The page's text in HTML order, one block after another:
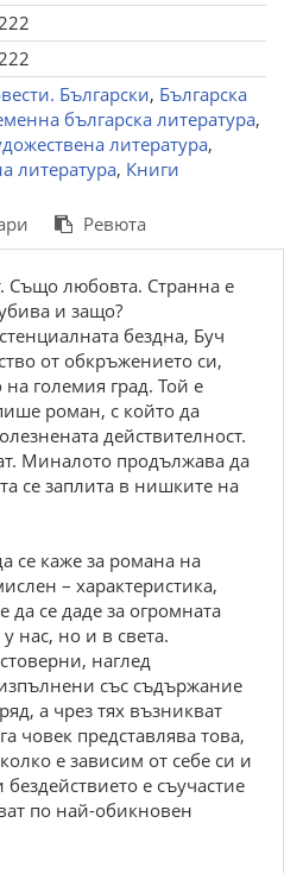
Български, Българска
българска литература,
литература,
литература, Книги
Ревюта
Също любовта. Странна е
и защо?
бездна, Буч
от обкръжението си,
големия град. Той е
роман, с който да
действителност.
Миналото продължава да
се заплита в нишките на
се каже за романа на
– характеристика,
да се даде за огромната
нас, но и в света.
наглед
със съдържание
а чрез тях възникват
човек представлява това,
е зависим от себе си и
е съучастие
по най-обикновен